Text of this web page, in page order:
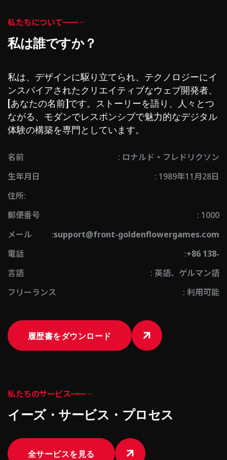
私たちについて
私は誰ですか？
私は、デザインに駆り立てられ、テクノロジーにイ
ンスパイアされたクリエイティブなウェブ開発者、
[あなたの名前]です。ストーリーを語り、人々とつ
ながる、モダンでレスポンシブで魅力的なデジタル
体験の構築を専門としています。
名前
: ロナルド・フレドリクソン
生年月日
: 1989年11月28日
住所:
郵便番号
: 1000
メール
:support@front-goldenflowergames.com
電話
:+86 138-
言語
: 英語、ゲルマン語
フリーランス
: 利用可能
履歴書をダウンロード
私たちのサービス
イーズ・サービス・プロセス
全サービスを見る